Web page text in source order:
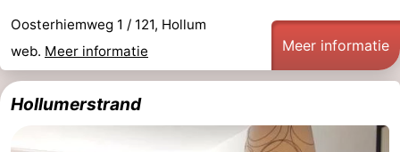
Oosterhiemweg 1 / 121, Hollum
web. Meer informatie Meer informatie
Hollumerstrand